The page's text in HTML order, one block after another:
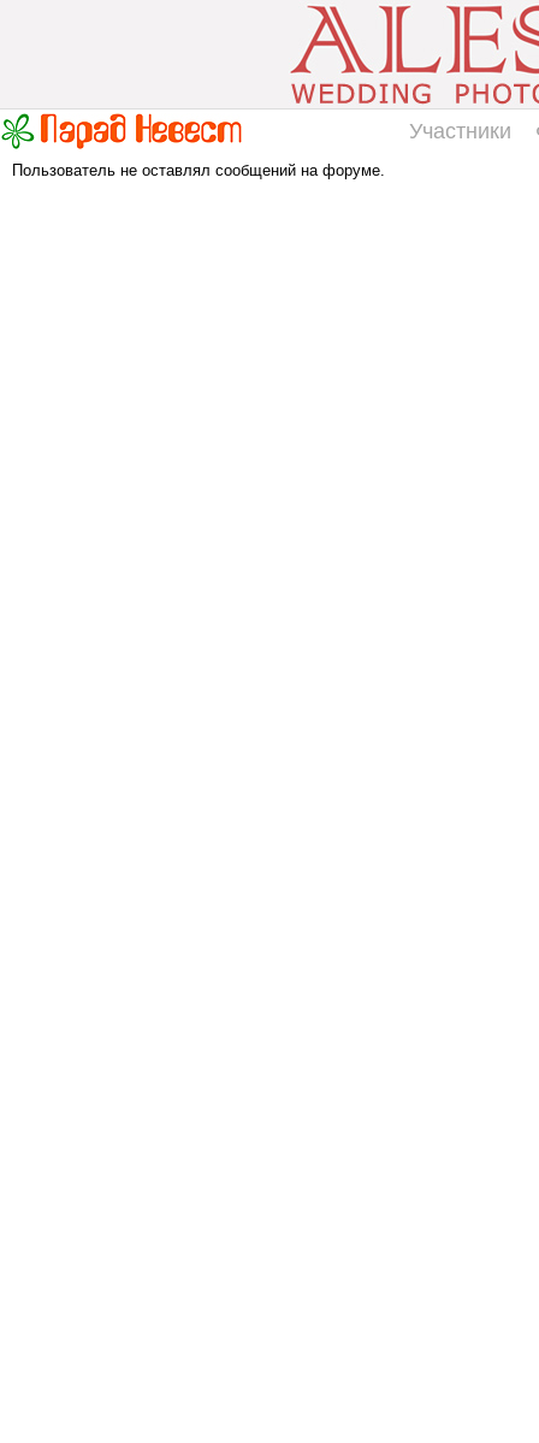
Участники
Пользователь не оставлял сообщений на форуме.